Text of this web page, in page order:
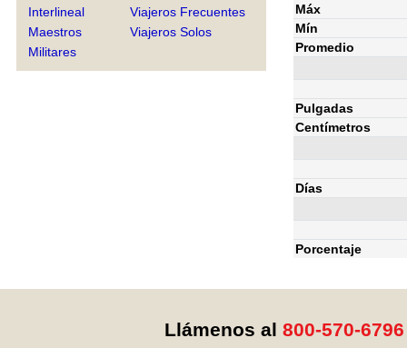
Interlineal
Maestros
Militares
Viajeros Frecuentes
Viajeros Solos
Máx
Mín
Promedio
Pulgadas
Centímetros
Días
Porcentaje
Llámenos al 800-570-6796